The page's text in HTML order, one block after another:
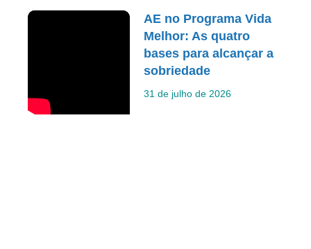
AE no Programa Vida
Melhor: As quatro
bases para alcançar a
sobriedade
31 de julho de 2026